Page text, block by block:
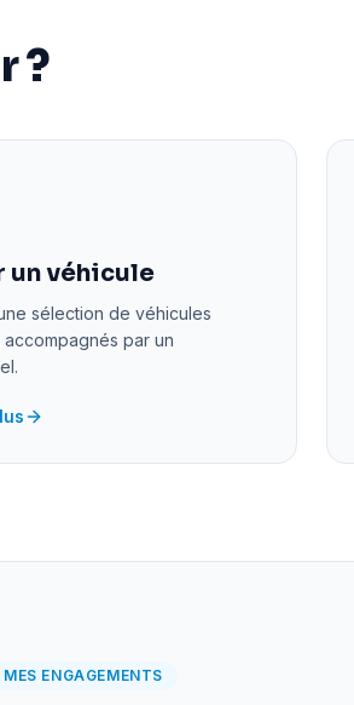
?
un véhicule
sélection de véhicules
par un
MES ENGAGEMENTS